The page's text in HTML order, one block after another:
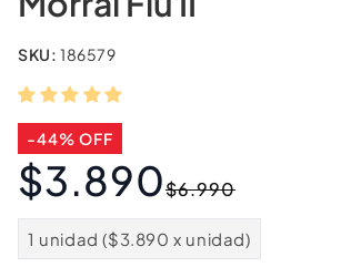
SKU: 186579
-44% OFF
$6.990
oferta
$3.890
1 unidad ($3.890 x unidad)